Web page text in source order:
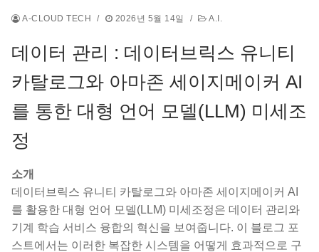
A-CLOUD TECH / 2026년 5월 14일 / A.I.
데이터 관리 : 데이터브릭스 유니티
카탈로그와 아마존 세이지메이커 AI
를 통한 대형 언어 모델(LLM) 미세조
정
소개
데이터브릭스 유니티 카탈로그와 아마존 세이지메이커 AI
를 활용한 대형 언어 모델(LLM) 미세조정은 데이터 관리와
기계 학습 서비스 융합의 혁신을 보여줍니다. 이 블로그 포
스트에서는 이러한 복잡한 시스템을 어떻게 효과적으로 구